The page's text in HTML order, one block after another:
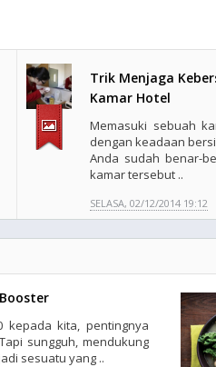
Trik Menjaga
Kamar Hotel
Memasuki sebuah
dengan keadaan
Anda sudah benar-
kamar tersebut ..
SELASA, 02/12/2014 19:12
kepada kita, pentingnya
sungguh, mendukung
sesuatu yang ..